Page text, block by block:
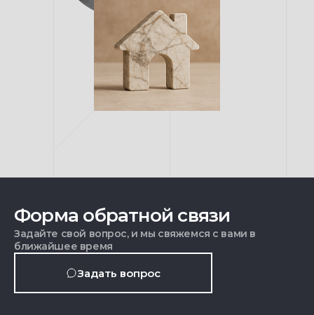
Форма обратной связи
Задайте свой вопрос, и мы свяжемся с вами в
ближайшее время
Задать вопрос